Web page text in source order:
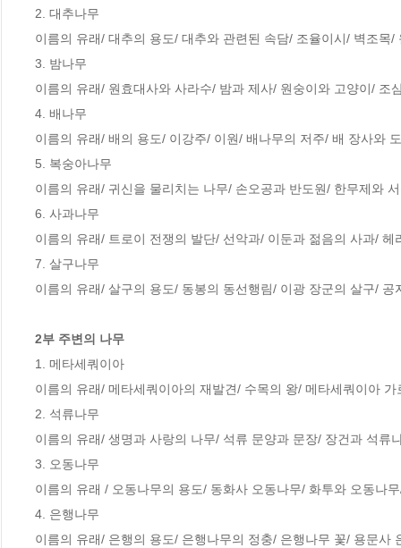
2. 대추나무
이름의 유래/ 대추의 용도/ 대추와 관련된 속담/ 조율이시/ 벽조
3. 밤나무
이름의 유래/ 원효대사와 사라수/ 밤과 제사/ 원숭이와 고양이/ 조
4. 배나무
이름의 유래/ 배의 용도/ 이강주/ 이원/ 배나무의 저주/ 배 장사와
5. 복숭아나무
이름의 유래/ 귀신을 물리치는 나무/ 손오공과 반도원/ 한무제와
6. 사과나무
이름의 유래/ 트로이 전쟁의 발단/ 선악과/ 이둔과 젊음의 사과/
7. 살구나무
이름의 유래/ 살구의 용도/ 동봉의 동선행림/ 이광 장군의 살구/ 공
2부 주변의 나무
1. 메타세쿼이아
이름의 유래/ 메타세쿼이아의 재발견/ 수목의 왕/ 메타세쿼이아
2. 석류나무
이름의 유래/ 생명과 사랑의 나무/ 석류 문양과 문장/ 장건과 석
3. 오동나무
이름의 유래 / 오동나무의 용도/ 동화사 오동나무/ 화투와 오동나
4. 은행나무
이름의 유래/ 은행의 용도/ 은행나무의 정충/ 은행나무 꽃/ 용문사